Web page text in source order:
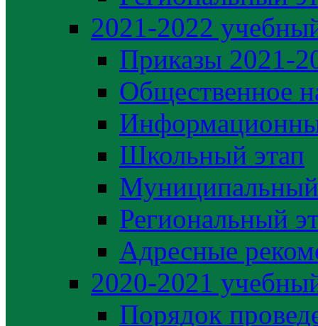
2021-2022
Приказы 2021-
Общественное
Школьный этап
Муниципальный
Региональный
Адресные
2020-2021
Порядок